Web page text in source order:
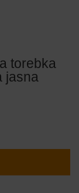
torebka
jasna